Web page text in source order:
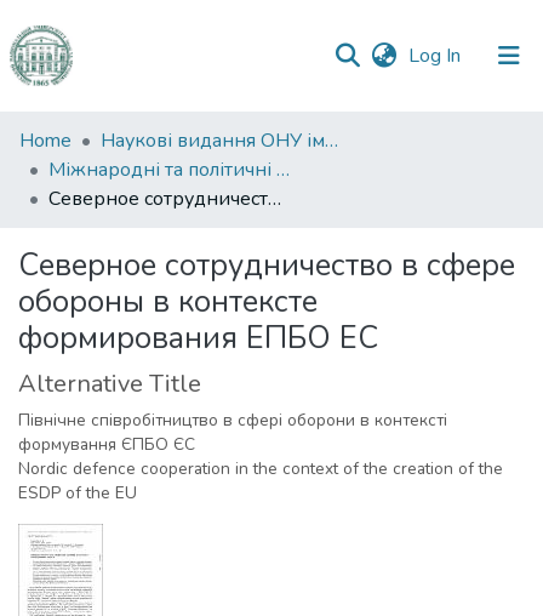
Log In (current)
Communities
&
Collections
Statistics
Home
Наукові видання ОНУ імені І. І. Мечникова
Міжнародні та політичні дослідження
Северное сотрудничество в сфере обороны в контексте формирования ЕПБО ЕС
Северное сотрудничество в сфере
обороны в контексте
формирования ЕПБО ЕС
Alternative Title
Північне співробітництво в сфері оборони в контексті
формування ЄПБО ЄС
Nordic defence cooperation in the context of the creation of the
ESDP of the EU